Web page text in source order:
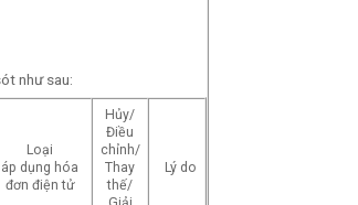
như sau:
Loại
áp dụng hóa
đơn điện tử
Hủy/
Điều
chỉnh/
Thay
thế/
Lý do